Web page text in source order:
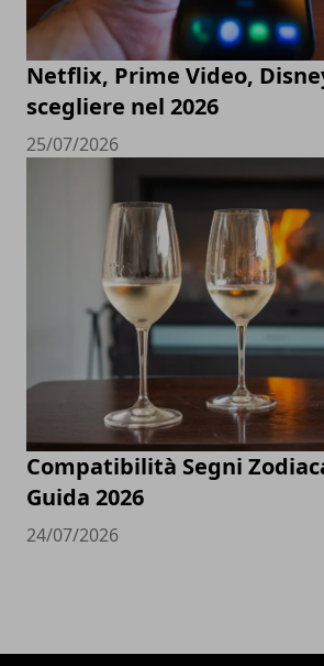
Netflix, Prime Video,
scegliere nel 2026
25/07/2026
Compatibilità Segni
Guida 2026
24/07/2026